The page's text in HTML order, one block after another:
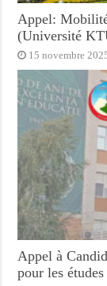
Appel:
(Université
15 novembre
Appel à
pour les études